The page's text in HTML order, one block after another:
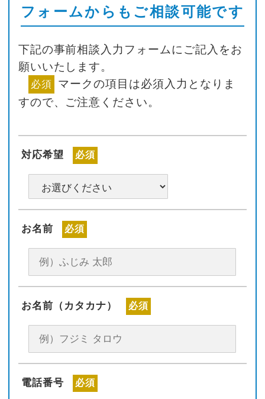
フォームからもご相談可能です
下記の事前相談入力フォームにご記入をお
願いいたします。
必須 マークの項目は必須入力となりま
すので、ご注意ください。
対応希望 必須
お名前 必須
お名前（カタカナ） 必須
電話番号 必須